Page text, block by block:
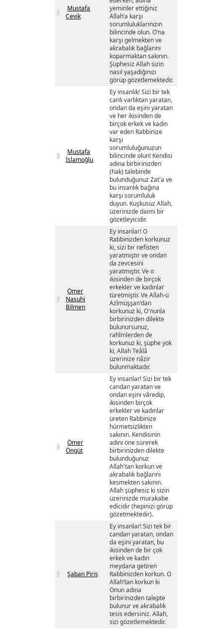
Mustafa
Çevik
yeminler ettiğiniz
Allah’a karşı
sorumluluklarınızın
bilincinde olun. O’na
karşı gelmekten ve
akrabalık bağlarını
koparmaktan sakının.
Şüphesiz Allah sizin
nasıl yaşadığınızı
görüp gözetlemektedir.
Mustafa
İslamoğlu
Ey insanlık! Sizi bir tek
canlı varlıktan yaratan,
ondan da eşini yaratan
ve her ikisinden de
birçok erkek ve kadın
var eden Rabbinize
karşı
sorumluluğunuzun
bilincinde olun! Kendisi
adına birbirinizden
(hak) talebinde
bulunduğunuz Zat'a ve
bu insanlık bağına
karşı sorumluluk
duyun. Kuşkusuz Allah,
üzerinizde daimi bir
gözetleyicidir.
Ömer
Nasuhi
Bilmen
Ey insanlar! O
Rabbinizden korkunuz
ki, sizi bir nefisten
yaratmıştır ve ondan
da zevcesini
yaratmıştır. Ve o
ikisinden de birçok
erkekler ve kadınlar
türetmiştir. Ve Allah-ü
Azîmüşşan'dan
korkunuz ki, O'nunla
birbirinizden dilekte
bulunursunuz,
rahîmlerden de
korkunuz ki, şüphe yok
ki, Allah Teâlâ
üzerinize nâzir
bulunmaktadır.
Ömer
Öngüt
Ey insanlar! Sizi bir tek
candan yaratan ve
ondan eşini vâredip,
ikisinden birçok
erkekler ve kadınlar
üreten Rabbinize
hürmetsizlikten
sakının. Kendisinin
adını öne sürerek
birbirinizden dilekte
bulunduğunuz
Allah'tan korkun ve
akrabalık bağlarını
kesmekten sakının.
Allah şüphesiz ki sizin
üzerinizde murakabe
edicidir (hepinizi görüp
gözetmektedir).
Şaban Piriş
Ey insanlar! Sizi tek bir
candan yaratan, ondan
da eşini yaratan, bu
ikisinden de bir çok
erkek ve kadın
meydana getiren
Rabbinizden korkun. O
Allah’tan korkun ki
Onun adına
birbirinizden talepte
bulunur ve akrabalık
tesis edersiniz. Allah,
sizi gözetlemektedir.